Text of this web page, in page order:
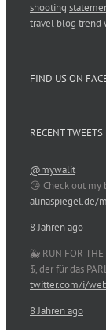
shooting
travel blog trend
FIND US ON
RECENT TWEETS
@mywalit
😘 Check out my
alinaspiegel.de/
8 Jahren ago
🐳 RUN FOR
$, der für das
twitter.com/i/
8 Jahren ago